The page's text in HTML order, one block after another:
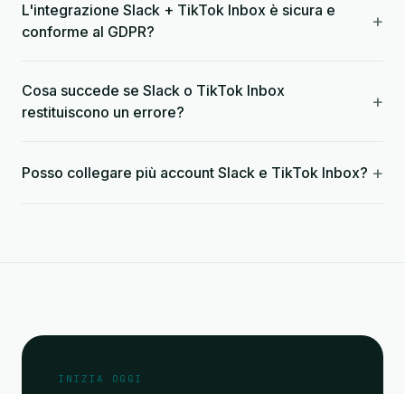
L'integrazione Slack + TikTok Inbox è sicura e
conforme al GDPR?
+
Cosa succede se Slack o TikTok Inbox
restituiscono un errore?
+
Posso collegare più account Slack e TikTok Inbox? +
INIZIA OGGI